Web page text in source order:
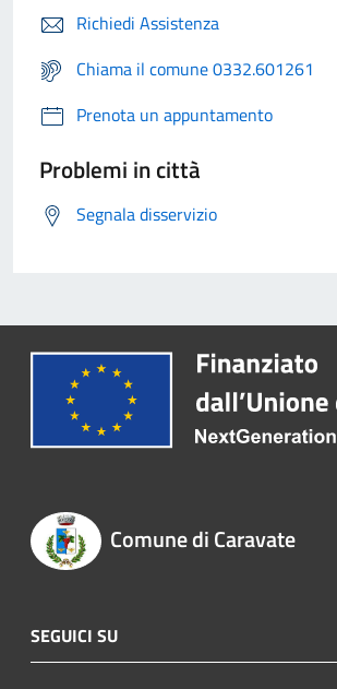
Richiedi Assistenza
Chiama il comune 0332.601261
Prenota un appuntamento
Problemi in città
Segnala disservizio
Comune di Caravate
SEGUICI SU